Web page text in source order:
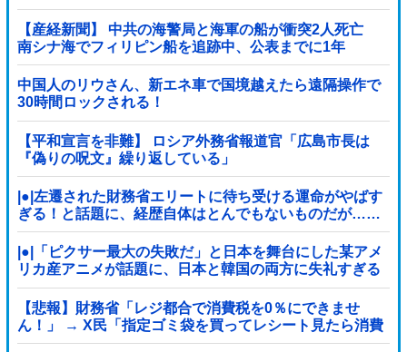
【産経新聞】 中共の海警局と海軍の船が衝突2人死亡
南シナ海でフィリピン船を追跡中、公表までに1年
中国人のリウさん、新エネ車で国境越えたら遠隔操作で
30時間ロックされる！
【平和宣言を非難】 ロシア外務省報道官「広島市長は
『偽りの呪文』繰り返している」
|●|左遷された財務省エリートに待ち受ける運命がやばす
ぎる！と話題に、経歴自体はとんでもないものだが……
|●|「ピクサー最大の失敗だ」と日本を舞台にした某アメ
リカ産アニメが話題に、日本と韓国の両方に失礼すぎる
わ……
【悲報】財務省「レジ都合で消費税を0％にできませ
ん！」 → X民「指定ゴミ袋を買ってレシート見たら消費
税はゼロになるんだけど？」ｗｗｗｗｗｗｗｗ...